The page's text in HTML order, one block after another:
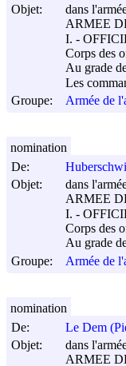
Objet:
dans
ARMEE
I. -
Corps des
Au grade
Les
Groupe:
Armée de
De:
Objet:
dans
ARMEE
I. -
Corps des
Au grade
Groupe:
Armée de
nomination
De:
Le Dem
Objet:
dans
ARMEE
nomination